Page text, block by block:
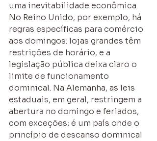
uma inevitabilidade econômica.
No Reino Unido, por exemplo, há
regras específicas para comércio
aos domingos: lojas grandes têm
restrições de horário, e a
legislação pública deixa claro o
limite de funcionamento
dominical. Na Alemanha, as leis
estaduais, em geral, restringem a
abertura no domingo e feriados,
com exceções; é um país onde o
princípio de descanso dominical